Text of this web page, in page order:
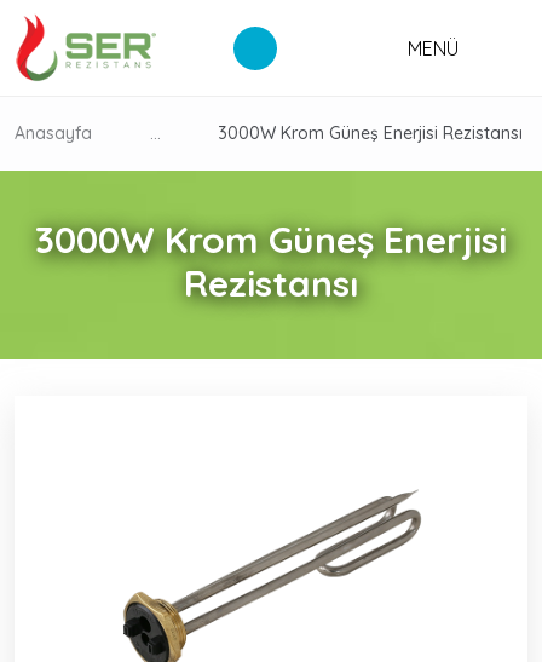
MENÜ
3000W Krom Güneş Enerjisi
Rezistansı
Anasayfa ... 3000W Krom Güneş Enerjisi Rezistansı